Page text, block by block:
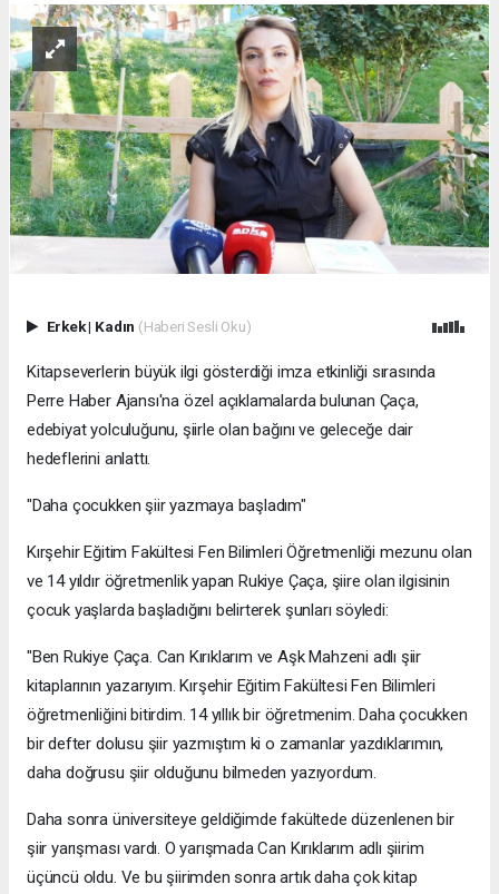
Erkek| Kadın (Haberi Sesli Oku)
Kitapseverlerin büyük ilgi gösterdiği imza etkinliği sırasında
Perre Haber Ajansı'na özel açıklamalarda bulunan Çaça,
edebiyat yolculuğunu, şiirle olan bağını ve geleceğe dair
hedeflerini anlattı.
"Daha çocukken şiir yazmaya başladım"
Kırşehir Eğitim Fakültesi Fen Bilimleri Öğretmenliği mezunu olan
ve 14 yıldır öğretmenlik yapan Rukiye Çaça, şiire olan ilgisinin
çocuk yaşlarda başladığını belirterek şunları söyledi:
"Ben Rukiye Çaça. Can Kırıklarım ve Aşk Mahzeni adlı şiir
kitaplarının yazarıyım. Kırşehir Eğitim Fakültesi Fen Bilimleri
öğretmenliğini bitirdim. 14 yıllık bir öğretmenim. Daha çocukken
bir defter dolusu şiir yazmıştım ki o zamanlar yazdıklarımın,
daha doğrusu şiir olduğunu bilmeden yazıyordum.
Daha sonra üniversiteye geldiğimde fakültede düzenlenen bir
şiir yarışması vardı. O yarışmada Can Kırıklarım adlı şiirim
üçüncü oldu. Ve bu şiirimden sonra artık daha çok kitap